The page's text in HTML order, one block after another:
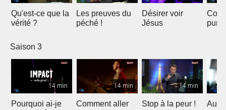
Qu'est-ce que la
vérité ?
Les preuves du
péché !
Désirer voir
Jésus
Saison 3
14 min
Pourquoi ai-je
14 min
Comment aller
14 min
Stop à la peur !
Au